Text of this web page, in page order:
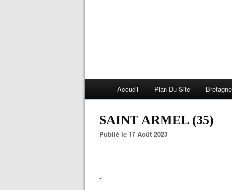
Accueil Plan Du Site Bretagne
SAINT ARMEL (35)
Publié le 17 Août 2023
-